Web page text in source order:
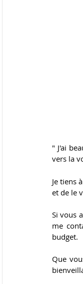
" J'ai
vers la
Je tiens
et de le
Si vous
me
budget.
Que